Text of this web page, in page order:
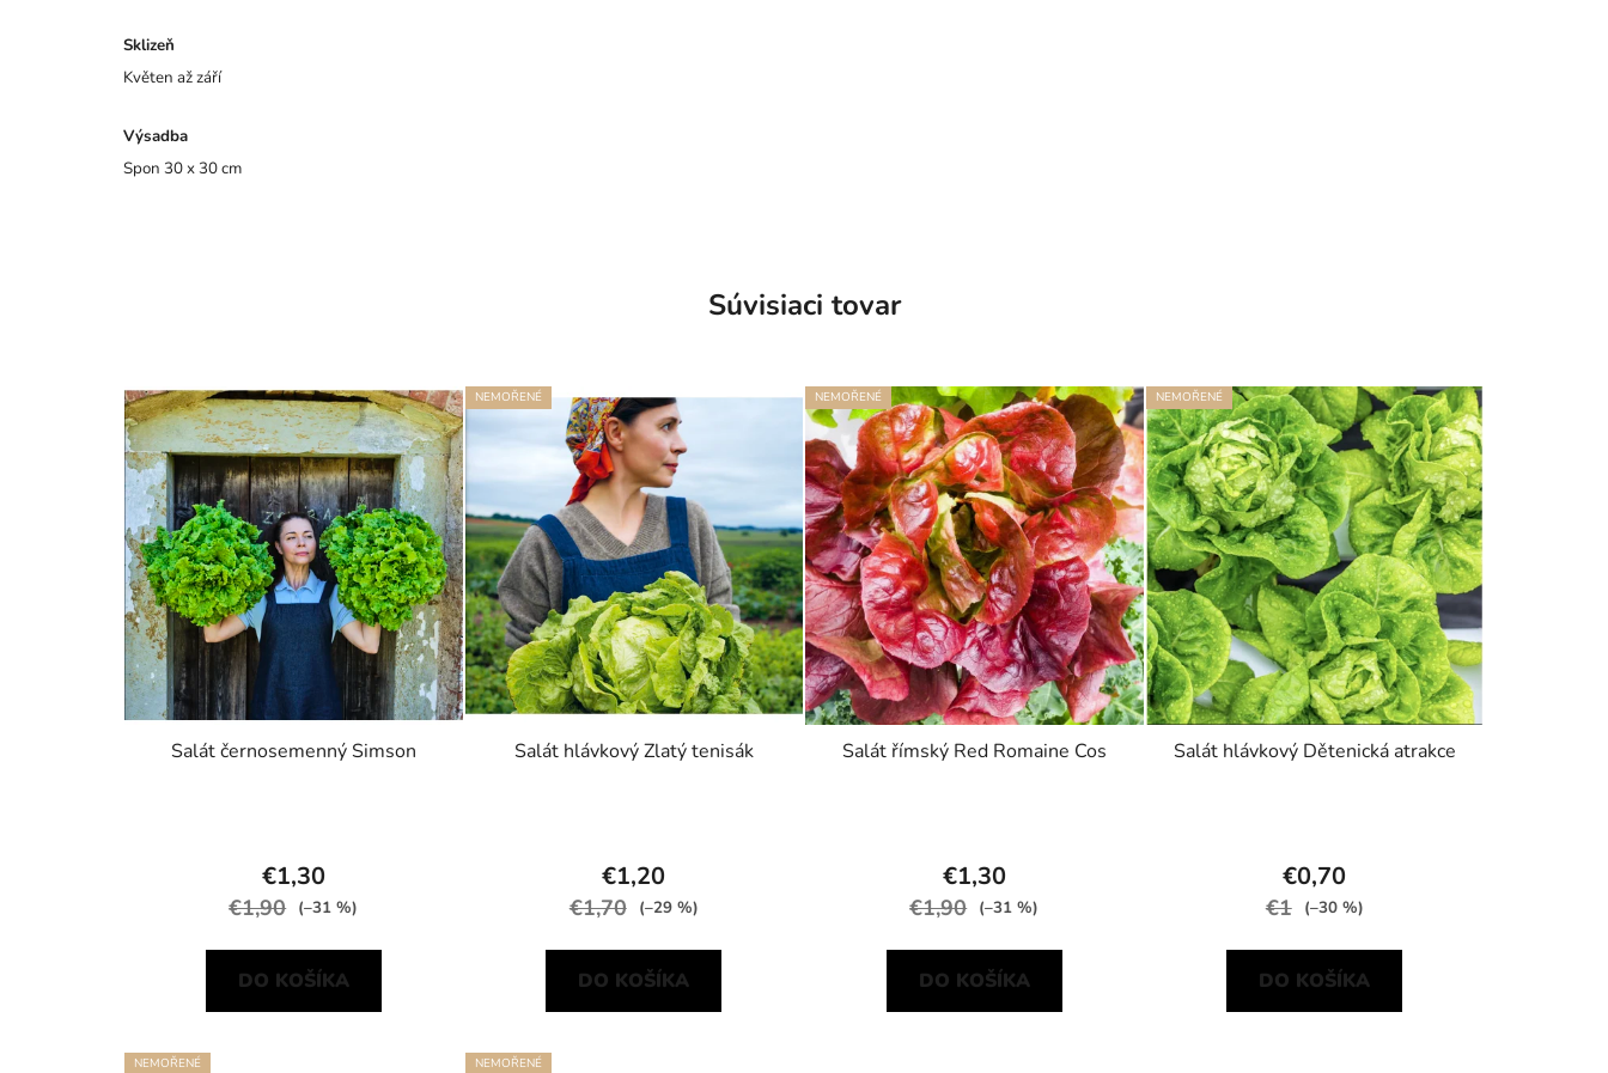
Sklizeň
Květen až září
Výsadba
Spon 30 x 30 cm
Súvisiaci tovar
Salát černosemenný Simson
€1,30
€1,90 (–31 %)
DO KOŠÍKA
NEMOŘENÉ
Salát hlávkový Zlatý tenisák
€1,20
€1,70 (–29 %)
DO KOŠÍKA
NEMOŘENÉ
Salát římský Red Romaine Cos
€1,30
€1,90 (–31 %)
DO KOŠÍKA
NEMOŘENÉ
Salát hlávkový Dětenická atrakce
€0,70
€1 (–30 %)
DO KOŠÍKA
NEMOŘENÉ NEMOŘENÉ